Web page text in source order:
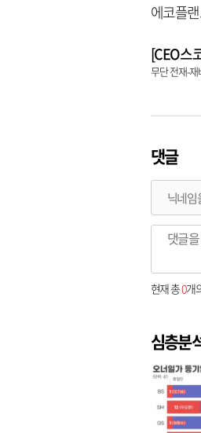
에코플
[CEO스
무단 전재-재
댓글
현재 총0개
심층분